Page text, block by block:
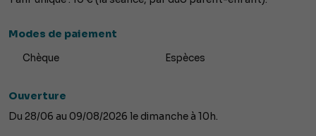
Modes de paiement
Chèque Espèces
Ouverture
Du 28/06 au 09/08/2026 le dimanche à 10h.